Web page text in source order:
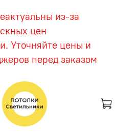
из-за
цен
Уточняйте цены и
перед заказом